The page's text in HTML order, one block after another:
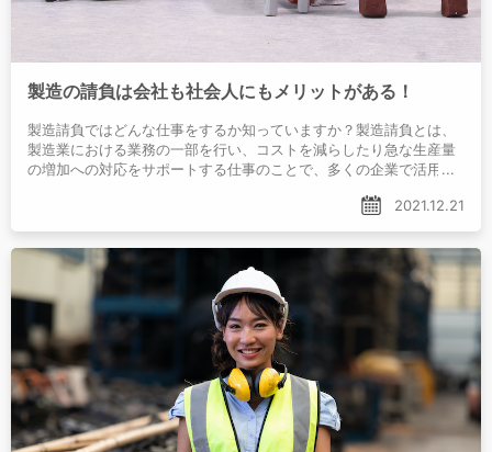
製造の請負は会社も社会人にもメリットがある！
製造請負ではどんな仕事をするか知っていますか？製造請負とは、
製造業における業務の一部を行い、コストを減らしたり急な生産量
の増加への対応をサポートする仕事のことで、多くの企業で活用さ
2021.12.21